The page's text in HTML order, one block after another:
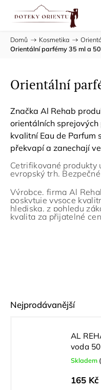
Domů / Kosmetika /
Orientální parfémy 35 ml a
Orientální
Značka Al Rehab
orientálních
kvalitní Eau de Parfum
překvapí a zanechají
Cetrifikované
evropský trh.
Výrobce, firma Al
poskytuje vysoce
hlediska, z pohledu
kvalita za přijatelné
Nejprodávanější
AL
voda
Skladem
165 Kč